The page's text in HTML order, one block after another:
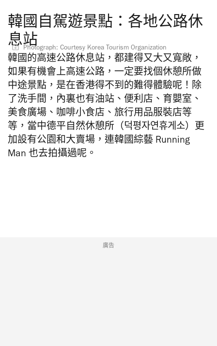
韓國自駕遊景點：各地公路休
息站Photograph: Courtesy Korea Tourism Organization
韓國的高速公路休息站，都建得又大又寬敞，
如果有機會上高速公路，一定要找個休憩所做
中途景點，是在香港得不到的難得體驗呢！除
了洗手間，內裏也有油站、便利店、育嬰室、
美食廣場、咖啡小食店、旅行用品服裝店等
等，當中德平自然休憩所（덕평자연휴게소）更
加設有公園和大賣場，連韓國綜藝 Running
Man 也去拍攝過呢。
廣告